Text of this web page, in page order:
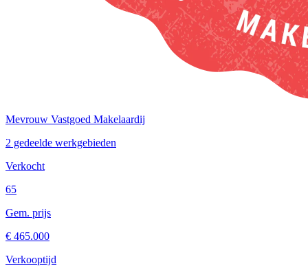
Mevrouw Vastgoed Makelaardij
2 gedeelde werkgebieden
Verkocht
65
Gem. prijs
€ 465.000
Verkooptijd